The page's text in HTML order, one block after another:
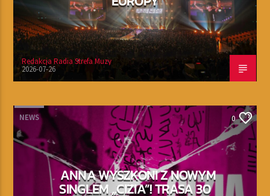
Redakcja Radia Strefa Muzy
2026-07-26
NEWS 0
ANNA WYSZKONI Z NOWYM
SINGLEM „CIZIA”! TRASA 30